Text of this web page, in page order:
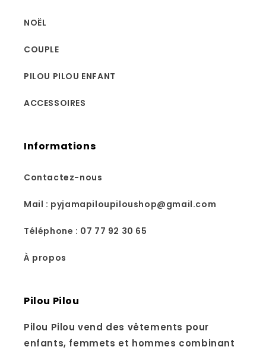
NOËL
COUPLE
PILOU PILOU ENFANT
ACCESSOIRES
Informations
Contactez-nous
Mail : pyjamapiloupiloushop@gmail.com
Téléphone : 07 77 92 30 65
À propos
Pilou Pilou
Pilou Pilou vend des vêtements pour
enfants, femmets et hommes combinant